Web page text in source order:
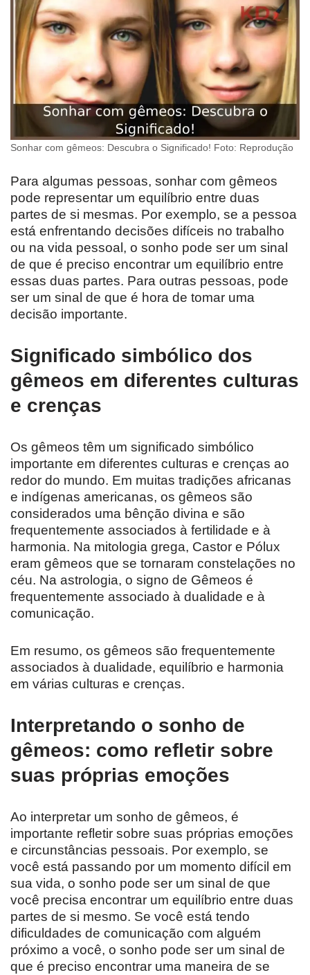
Sonhar com gêmeos: Descubra o Significado! Foto: Reprodução
Para algumas pessoas, sonhar com gêmeos
pode representar um equilíbrio entre duas
partes de si mesmas. Por exemplo, se a pessoa
está enfrentando decisões difíceis no trabalho
ou na vida pessoal, o sonho pode ser um sinal
de que é preciso encontrar um equilíbrio entre
essas duas partes. Para outras pessoas, pode
ser um sinal de que é hora de tomar uma
decisão importante.
Significado simbólico dos
gêmeos em diferentes culturas
e crenças
Os gêmeos têm um significado simbólico
importante em diferentes culturas e crenças ao
redor do mundo. Em muitas tradições africanas
e indígenas americanas, os gêmeos são
considerados uma bênção divina e são
frequentemente associados à fertilidade e à
harmonia. Na mitologia grega, Castor e Pólux
eram gêmeos que se tornaram constelações no
céu. Na astrologia, o signo de Gêmeos é
frequentemente associado à dualidade e à
comunicação.
Em resumo, os gêmeos são frequentemente
associados à dualidade, equilíbrio e harmonia
em várias culturas e crenças.
Interpretando o sonho de
gêmeos: como refletir sobre
suas próprias emoções
Ao interpretar um sonho de gêmeos, é
importante refletir sobre suas próprias emoções
e circunstâncias pessoais. Por exemplo, se
você está passando por um momento difícil em
sua vida, o sonho pode ser um sinal de que
você precisa encontrar um equilíbrio entre duas
partes de si mesmo. Se você está tendo
dificuldades de comunicação com alguém
próximo a você, o sonho pode ser um sinal de
que é preciso encontrar uma maneira de se